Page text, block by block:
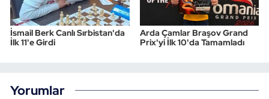
İsmail Berk Canlı Sırbistan'da
İlk 11'e Girdi
Arda Çamlar Braşov Grand
Prix'yi İlk 10'da Tamamladı
Yorumlar